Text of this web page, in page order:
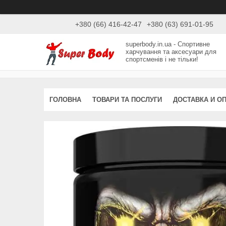
+380 (66) 416-42-47 +380 (63) 691-01-95
superbody.in.ua - Спортивне
харчування та аксесуари для
спортсменів і не тільки!
ГОЛОВНА ТОВАРИ ТА ПОСЛУГИ ДОСТАВКА И